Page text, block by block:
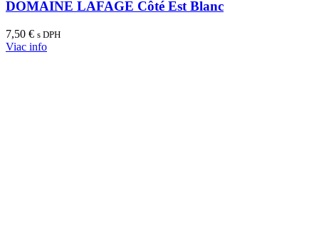
DOMAINE LAFAGE Côté Est Blanc
7,50 € s DPH
Viac info